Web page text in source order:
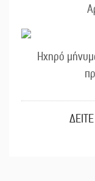
Ηχηρό